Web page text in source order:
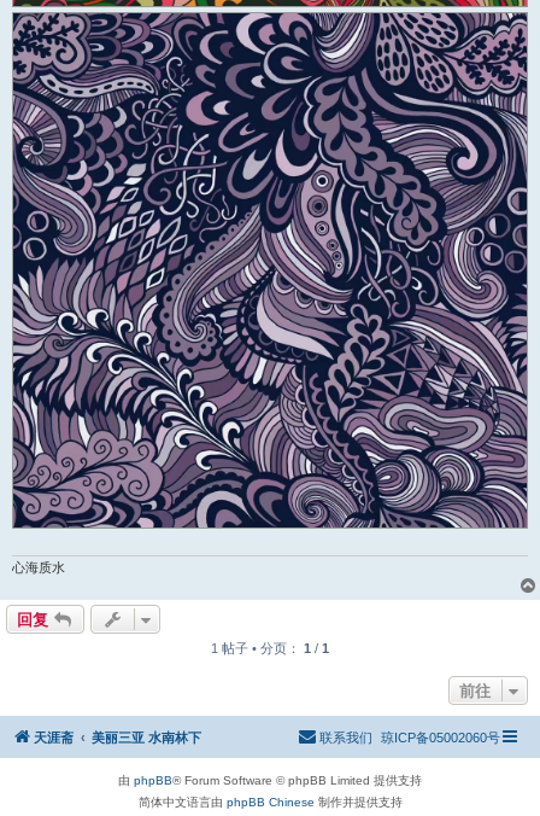
心海质水
回复
1 帖子 • 分页： 1 / 1
前往
天涯斋 美丽三亚 水南林下 琼ICP备05002060号
联系我们
由 phpBB® Forum Software © phpBB Limited 提供支持
简体中文语言由 phpBB Chinese 制作并提供支持